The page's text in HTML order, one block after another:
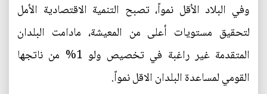
وفي البلاد الأقل نمواً، تصبح التنمية الاقتصادية الأمل
لتحقيق مستويات أعلى من المعيشة، مادامت البلدان
المتقدمة غير راغبة في تخصيص ولو 1% من ناتجها
القومي لمساعدة البلدان الاقل نمواً.